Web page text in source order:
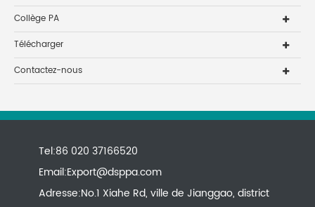
Collège PA
Télécharger
Contactez-nous
Tel:86 020 37166520
Email:Export@dsppa.com
Adresse:No.1 Xiahe Rd, ville de Jianggao, district